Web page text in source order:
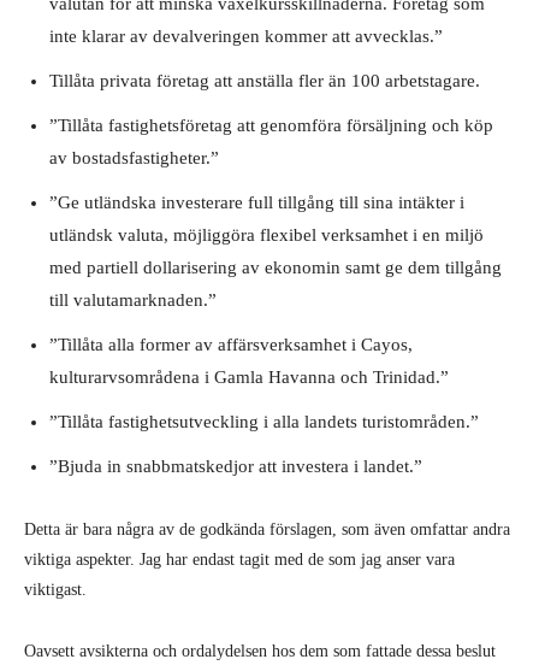
inte klarar av devalveringen kommer att avvecklas.”
Tillåta privata företag att anställa fler än 100 arbetstagare.
”Tillåta fastighetsföretag att genomföra försäljning och köp
av bostadsfastigheter.”
”Ge utländska investerare full tillgång till sina intäkter i
utländsk valuta, möjliggöra flexibel verksamhet i en miljö
med partiell dollarisering av ekonomin samt ge dem tillgång
till valutamarknaden.”
”Tillåta alla former av affärsverksamhet i Cayos,
kulturarvsområdena i Gamla Havanna och Trinidad.”
”Tillåta fastighetsutveckling i alla landets turistområden.”
”Bjuda in snabbmatskedjor att investera i landet.”
Detta är bara några av de godkända förslagen, som även omfattar andra
viktiga aspekter. Jag har endast tagit med de som jag anser vara
viktigast.
Oavsett avsikterna och ordalydelsen hos dem som fattade dessa beslut